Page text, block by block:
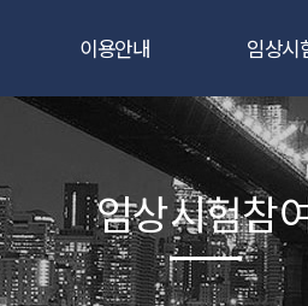
이용안내
임상시험자료관리
임상시험통계분석
연구코디네이터
임상약국
임상시
자원자
임상시
임상시험
자주하
임상시험참